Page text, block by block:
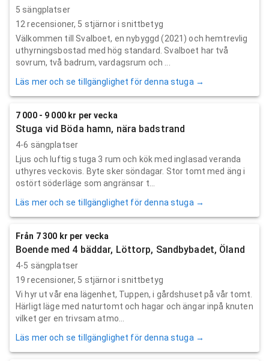
5 sängplatser
12 recensioner, 5 stjärnor i snittbetyg
Välkommen till Svalboet, en nybyggd (2021) och hemtrevlig
uthyrningsbostad med hög standard. Svalboet har två
sovrum, två badrum, vardagsrum och ...
Läs mer och se tillgänglighet för denna stuga →
7 000 - 9 000 kr per vecka
Stuga vid Böda hamn, nära badstrand
4-6 sängplatser
Ljus och luftig stuga 3 rum och kök med inglasad veranda
uthyres veckovis. Byte sker söndagar. Stor tomt med äng i
ostört söderläge som angränsar t...
Läs mer och se tillgänglighet för denna stuga →
Från 7 300 kr per vecka
Boende med 4 bäddar, Löttorp, Sandbybadet, Öland
4-5 sängplatser
19 recensioner, 5 stjärnor i snittbetyg
Vi hyr ut vår ena lägenhet, Tuppen, i gårdshuset på vår tomt.
Härligt läge med naturtomt och hagar och ängar inpå knuten
vilket ger en trivsam atmo...
Läs mer och se tillgänglighet för denna stuga →